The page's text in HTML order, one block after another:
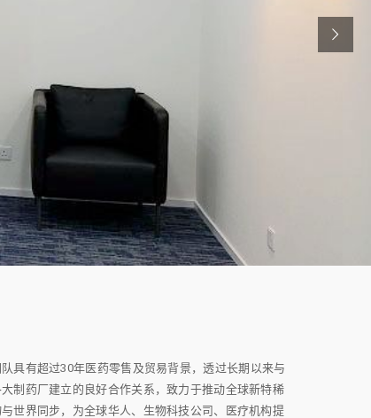
具有超过30年医药零售及贸易背景，透过长期以来与
制药厂建立的良好合作关系，致力于推动全球新特稀
世界同步，为全球华人、生物科技公司、医疗机构提